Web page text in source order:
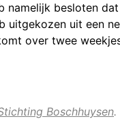
namelijk besloten
uitgekozen uit een
over twee
Boschhuysen.